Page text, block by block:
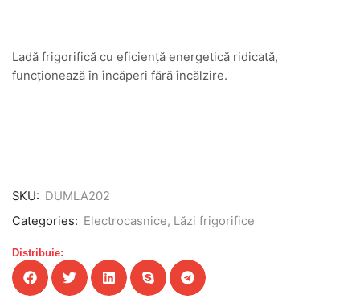
Ladă frigorifică cu eficiență energetică ridicată,
funcționează în încăperi fără încălzire.
SKU: DUMLA202
Categories: Electrocasnice, Lăzi frigorifice
Distribuie: